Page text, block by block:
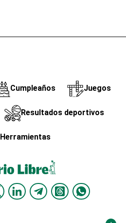
Cumpleaños Juegos
Resultados deportivos
Herramientas